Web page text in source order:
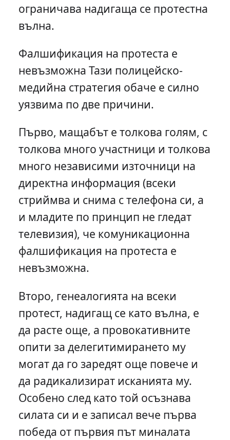
ограничава надигаща се протестна
вълна.
Фалшификация на протеста е
невъзможна Тази полицейско-
медийна стратегия обаче е силно
уязвима по две причини.
Първо, мащабът е толкова голям, с
толкова много участници и толкова
много независими източници на
директна информация (всеки
стриймва и снима с телефона си, а
и младите по принцип не гледат
телевизия), че комуникационна
фалшификация на протеста е
невъзможна.
Второ, генеалогията на всеки
протест, надигащ се като вълна, е
да расте още, а провокативните
опити за делегитимирането му
могат да го заредят още повече и
да радикализират исканията му.
Особено след като той осъзнава
силата си и е записал вече първа
победа от първия път миналата